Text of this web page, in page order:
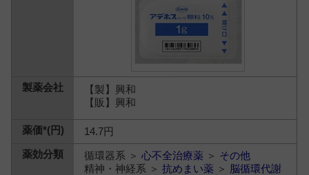
【製】興和
【販】興和
14.7円
循環器系 ＞心不全治療薬 ＞ その他
精神・神経系 ＞抗めまい薬 ＞ 脳循環代謝